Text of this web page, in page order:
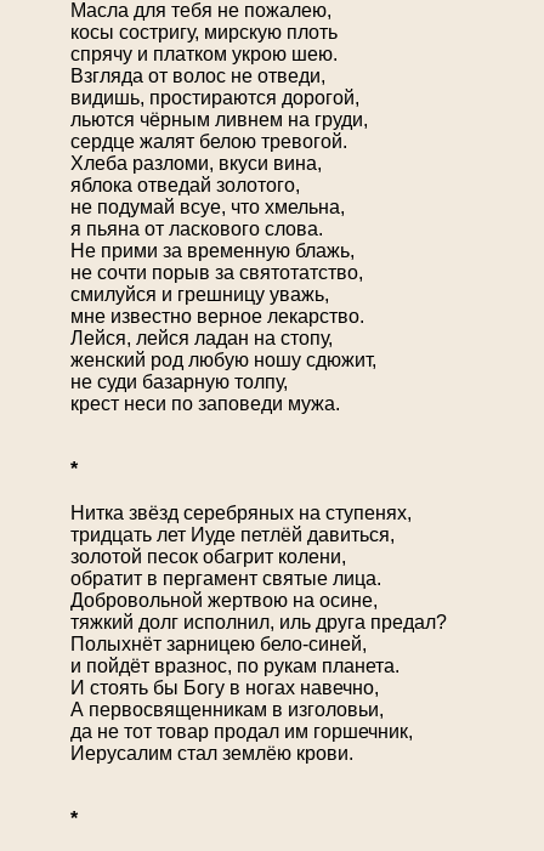
Масла для тебя не пожалею,
косы состригу, мирскую плоть
спрячу и платком укрою шею.
Взгляда от волос не отведи,
видишь, простираются дорогой,
льются чёрным ливнем на груди,
сердце жалят белою тревогой.
Хлеба разломи, вкуси вина,
яблока отведай золотого,
не подумай всуе, что хмельна,
я пьяна от ласкового слова.
Не прими за временную блажь,
не сочти порыв за святотатство,
смилуйся и грешницу уважь,
мне известно верное лекарство.
Лейся, лейся ладан на стопу,
женский род любую ношу сдюжит,
не суди базарную толпу,
крест неси по заповеди мужа.
*
Нитка звёзд серебряных на ступенях,
тридцать лет Иуде петлёй давиться,
золотой песок обагрит колени,
обратит в пергамент святые лица.
Добровольной жертвою на осине,
тяжкий долг исполнил, иль друга предал?
Полыхнёт зарницею бело-синей,
и пойдёт вразнос, по рукам планета.
И стоять бы Богу в ногах навечно,
А первосвященникам в изголовьи,
да не тот товар продал им горшечник,
Иерусалим стал землёю крови.
*